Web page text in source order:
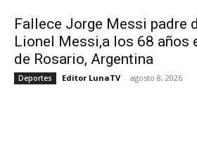
Fallece Jorge Messi padre
Lionel Messi,a los 68 años
de Rosario, Argentina
Deportes Editor LunaTV - agosto 8, 2026